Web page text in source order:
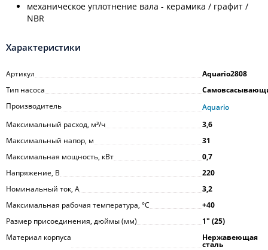
механическое уплотнение вала - керамика / графит /
NBR
Характеристики
Артикул
Aquario2808
Тип насоса
Производитель
Aquario
Максимальный расход, м³/ч
3,6
Максимальный напор, м
31
Максимальная мощность, кВт
0,7
Напряжение, В
220
Номинальный ток, А
3,2
Максимальная рабочая температура, °С
+40
Размер присоединения, дюймы (мм)
1ʺ (25)
Материал корпуса
Нержавеющая
сталь